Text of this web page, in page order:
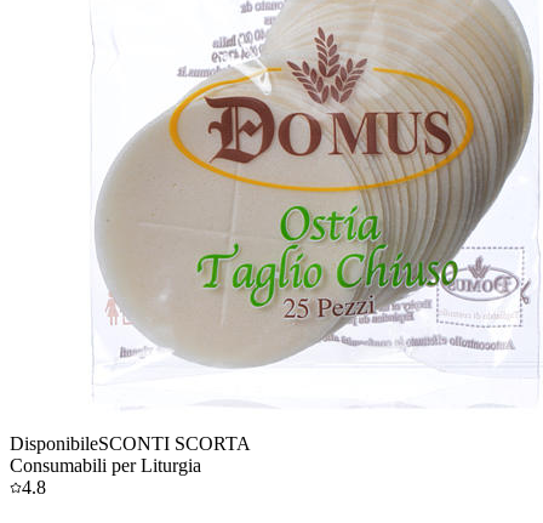
DisponibileSCONTI SCORTA
Consumabili per Liturgia
4.8